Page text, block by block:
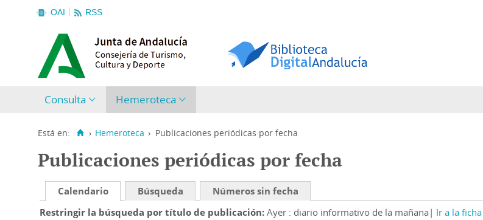
OAI RSS
Consulta Hemeroteca
Está en: › Hemeroteca › Publicaciones periódicas por fecha
Publicaciones periódicas por fecha
Calendario Búsqueda
Números sin fecha
Restringir la búsqueda por título de publicación Ayer : diario informativo de la mañana Ir a la ficha